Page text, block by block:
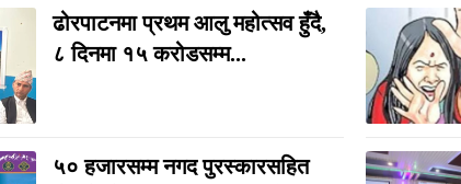
ढोरपाटनमा प्रथम आलु महोत्सव हुँदै,
८ दिनमा १५ करोडसम्म...
५० हजारसम्म नगद पुरस्कारसहित